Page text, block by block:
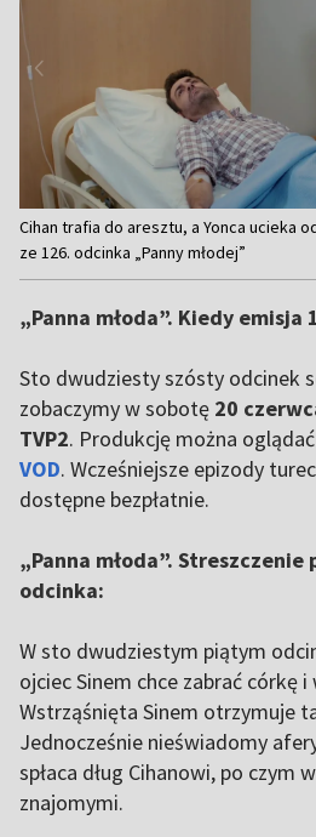
Item
1
of
Cihan trafia do aresztu, a Yonca ucieka
ze 126. odcinka „Panny młodej”
„Panna młoda”. Kiedy emisja
Sto dwudziesty szósty odcinek
zobaczymy w sobotę 20
TVP2. Produkcję można
VOD. Wcześniejsze epizody
dostępne bezpłatnie.
„Panna młoda”.
odcinka:
W sto dwudziestym piątym
ojciec Sinem chce zabrać córkę
Wstrząśnięta Sinem otrzymuje
Jednocześnie nieświadomy
spłaca dług Cihanowi, po czym
znajomymi.